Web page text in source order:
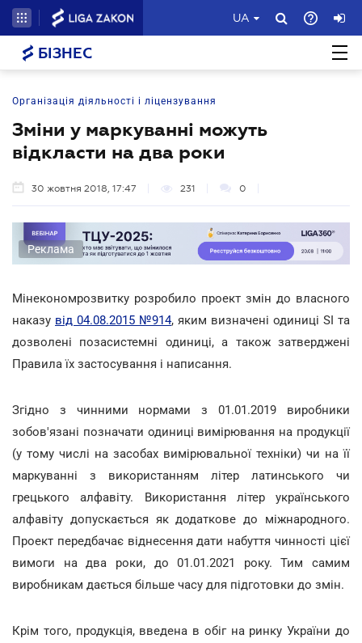
UA
БІЗНЕС
Організація діяльності і ліцензування
Зміни у маркуванні можуть
відкласти на два роки
30 жовтня 2018, 17:47 231 0
Реклама
Мінекономрозвитку розробило проект змін до власного
наказу від 04.08.2015 №914, яким визначені одиниці SI та
дозволені позасистемні одиниці, а також затверджені
Правила їх застосування і написання.
Згідно з чинними нормами з 01.01.2019 виробники
зобов'язані позначати одиниці вимірювання на продукції
(у тому числі на засобах вимірювальної техніки) чи на її
маркуванні з використанням літер латинського чи
грецького алфавіту. Використання літер українського
алфавіту допускається як додаткове до міжнародного.
Проект передбачає віднесення дати набуття чинності цієї
вимоги на два роки, до 01.01.2021 року. Тим самим
виробникам дається більше часу для підготовки до змін.
Крім того, продукція, введена в обіг на ринку України до